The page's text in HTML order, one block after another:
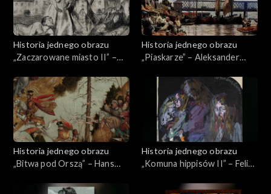
Historia jednego obrazu
„Zaczarowane miasto II” –
Historia jednego obrazu
„Piaskarze” – Aleksander
Historia jednego obrazu
„Bitwa pod Orszą” – Hans
Historia jednego obrazu
„Komuna hippisów II” – Feliks